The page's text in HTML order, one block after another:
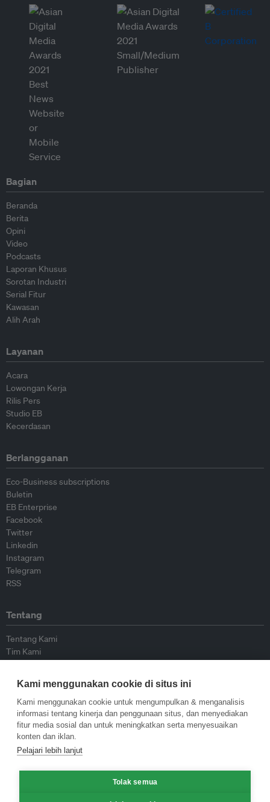
Bagian
Beranda
Berita
Opini
Video
Podcasts
Laporan Khusus
Sorotan Industri
Serial Fitur
Kawasan
Alih Arah
Layanan
Acara
Lowongan Kerja
Rilis Pers
Studio EB
Kecerdasan
Berlangganan
Eco-Business subscriptions
Buletin
EB Enterprise
Facebook
Twitter
Linkedin
Instagram
Telegram
RSS
Tentang
Tentang Kami
Tim Kami
Kontributor
Hubungi Kami
Kebijakan
Pedoman Penerbitan Ulang
Pedoman Op-ed
Kami menggunakan cookie di situs ini
Kami menggunakan cookie untuk mengumpulkan & menganalisis
informasi tentang kinerja dan penggunaan situs, dan menyediakan
fitur media sosial dan untuk meningkatkan serta menyesuaikan
konten dan iklan.
Pelajari lebih lanjut
Tolak semua